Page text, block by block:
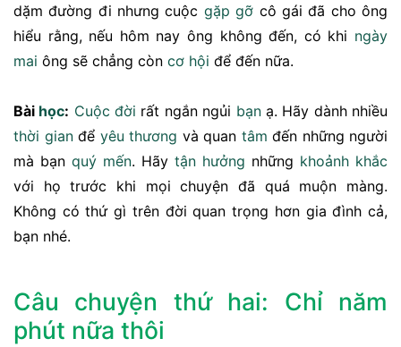
dặm đường đi nhưng cuộc gặp gỡ cô gái đã cho ông
hiểu rằng, nếu hôm nay ông không đến, có khi ngày
mai ông sẽ chẳng còn cơ hội để đến nữa.
Bài học: Cuộc đời rất ngắn ngủi bạnạ. Hãy dành nhiều
thời gianđể yêu thương và quan tâm đến những người
mà bạn quý mến. Hãy tận hưởng những khoảnh khắc
với họ trước khi mọi chuyện đã quá muộn màng.
Không có thứ gì trên đời quan trọng hơn gia đình cả,
bạn nhé.
Câu chuyện thứ hai: Chỉ năm
phút nữa thôi